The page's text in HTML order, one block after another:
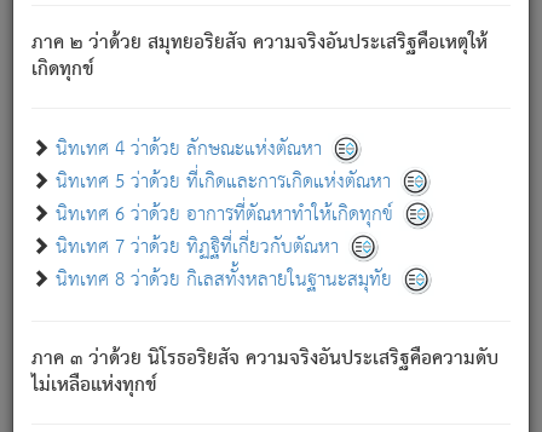
ภาค ๒ ว่าด้วย สมุทยอริยสัจ ความจริงอันประเสริฐคือเหตุให้
เกิดทุกข์
นิทเทศ 4 ว่าด้วย ลักษณะแห่งตัณหา
นิทเทศ 5 ว่าด้วย ที่เกิดและการเกิดแห่งตัณหา
นิทเทศ 6 ว่าด้วย อาการที่ตัณหาทำให้เกิดทุกข์
นิทเทศ 7 ว่าด้วย ทิฏฐิที่เกี่ยวกับตัณหา
นิทเทศ 8 ว่าด้วย กิเลสทั้งหลายในฐานะสมุทัย
ภาค ๓ ว่าด้วย นิโรธอริยสัจ ความจริงอันประเสริฐคือความดับ
ไม่เหลือแห่งทุกข์
อันเป็นไปในที่หรือเวลาทั้งปวง[3]เพื่อความมีแห่งประโยชน์โดย
ประการทั้งปวง; ภพทั้งหลายทั้งหมดนั้น ไม่เที่ยง เป็นทุกข์ มี
ความแปรปรวนเป็นธรรมดา.
อย่างนี้อยู่; เขาย่อมละภวตัณหาได้ และไม่เพลิดเพลินวิภวตัณหา
ด้วย.
ความดับเพราะความสำรอกไม่เหลือ (แห่งภพทั้งหลาย)
เพราะความสิ้นไปแห่งตัณหาโดยประการทั้งปวง นั้นคือ
นิพพาน.
ภพใหม่ย่อมไม่มีแก่ภิกษุนั้น ผู้ดับเย็นสนิทแล้ว เพราะไม่มี
ภิกษุนั้น เป็นผู้ครอบงำมารได้แล้ว ชนะสงครามแล้ว ก้าวล่วง
ภพทั้งหลายทั้งปวงได้แล้ว เป็นผู้คงที่ (คือไม่เปลี่ยนแปลงอีกต่อ